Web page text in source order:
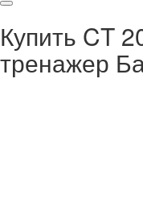
Купить CT
тренажер